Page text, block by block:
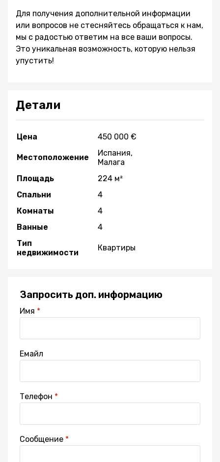
Для получения дополнительной информации
или вопросов не стесняйтесь обращаться к нам,
мы с радостью ответим на все ваши вопросы.
Это уникальная возможность, которую нельзя
упустить!
Детали
Цена 450 000 €
Местоположение
Испания,
Малага
Площадь
224 м²
Спальни
4
Комнаты
4
Ванные
4
Тип
недвижимости
Квартиры
Запросить доп. информацию
Имя
Емайл
Телефон
Сообщение